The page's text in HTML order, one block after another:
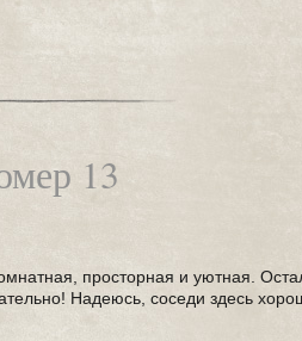
13
просторная и уютная.
Надеюсь, соседи здесь